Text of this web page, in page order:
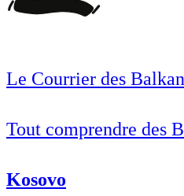
Le Courrier des
Tout comprendre des
Kosovo